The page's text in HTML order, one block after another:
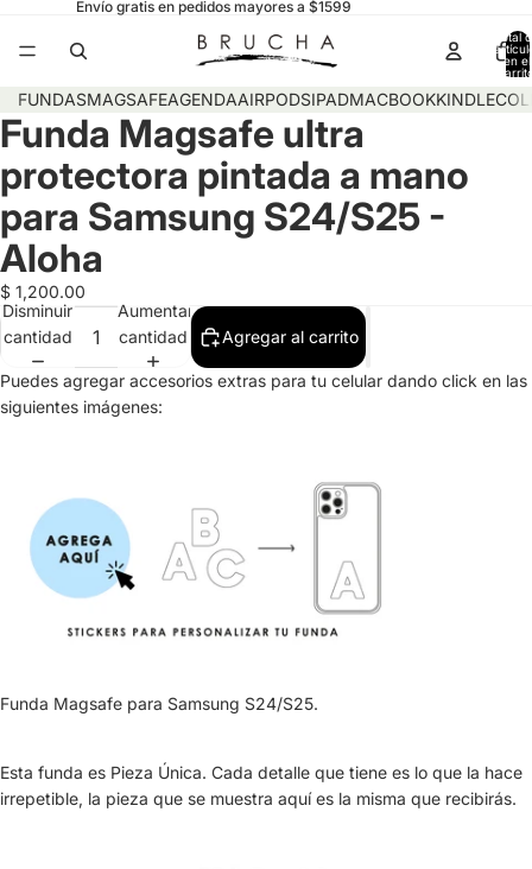
Envío gratis en pedidos mayores a $1599
Total
en el
FUNDASMAGSAFEAGENDAAIRPODSIPADMACBOOKKINDLE
Funda Magsafe ultra
protectora pintada a mano
para Samsung S24/S25 -
Aloha
$ 1,200.00
Disminuir
cantidad
Aumentar
cantidad
Agregar al carrito
Puedes agregar accesorios extras para tu celular dando click en las
siguientes imágenes:
Funda Magsafe para Samsung S24/S25.
Esta funda es Pieza Única. Cada detalle que tiene es lo que la hace
irrepetible, la pieza que se muestra aquí es la misma que recibirás.